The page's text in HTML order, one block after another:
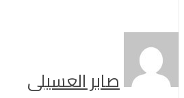
صابر العسيلى